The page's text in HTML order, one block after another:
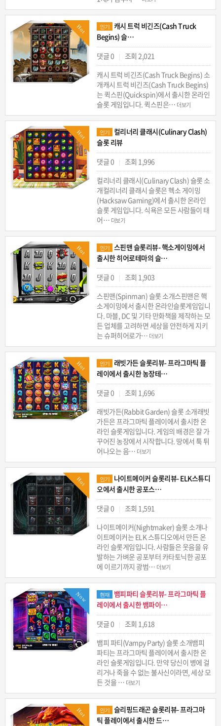
Hot 인기
캐시 트럭 비긴즈(Cash Truck
Begins) 슬…
댓글 0
| 조회 2,021
캐시 트럭 비긴즈(Cash Truck Begins) 소
개캐시 트럭 비긴즈(Cash Truck Begins)
는 퀵스핀(Quickspin)에서 출시한 온라인
슬롯 게임입니다. 퀵스핀은… 더보기
Hot 인기
컬리너리 클래시(Culinary Clash)
슬롯 리뷰
댓글 0
| 조회 1,996
컬리너리 클래시(Culinary Clash) 슬롯 소
개컬리너리 클래시 슬롯은 헥소 게이밍
(Hacksaw Gaming)에서 출시한 온라인
슬롯 게임입니다. 식욕은 모든 사람들이 태
어… 더보기
Hot 인기
스핀맨 슬롯리뷰- 핵소게이밍에서
출시한 히어로테마의 슬…
댓글 0
| 조회 1,903
스핀맨(Spinman) 슬롯 소개스핀맨은 핵
소게이밍에서 출시한 온라인슬롯게임입니
다. 마블, DC 및 기타 만화책을 제작하는 모
든 업체를 고려하면 세상을 안전하게 지키
는 슈퍼히어로가… 더보기
Hot 인기
래빗가든 슬롯리뷰- 프라그마틱 플
레이에서 출시한 농장테…
댓글 0
| 조회 1,696
래빗가든(Rabbit Garden) 슬롯 소개래빗
가든은 프라그마틱 플레이에서 출시한 온
라인 슬롯게임입니다. 게임의 배경은 잘 가
꾸어진 농장에서 시작합니다. 땅에서 툭 튀
어나오는 음… 더보기
Hot 인기
나이트메이커 슬롯리뷰- ELK스튜디
오에서 출시한 공포스…
댓글 0
| 조회 1,591
나이트메이커(Nightmaker) 슬롯 소개나
이트메이커는 ELK 스튜디오에서 만든 온
라인 슬롯게임입니다. 사람들은 웃음을 유
발하는 가벼운 공포부터 카타토닉한 공포
에 이르기까지 광범… 더보기
Now 현재
뱀피파티 슬롯리뷰- 프라그마틱 플
레이에서 출시한 뱀파이…
댓글 0
| 조회 1,618
뱀피 파티(Vampy Party) 슬롯 소개뱀피
파티는 프라그마틱 플레이에서 출시한 온
라인 슬롯게임입니다. 만약 당신이 병에 걸
리거나 죽을 수 없는 불사신이라면, 세상 모
든 것을 … 더보기
Hot 인기
슬리핑드래곤 슬롯리뷰- 프라그마
틱 플레이에서 출시한 드…